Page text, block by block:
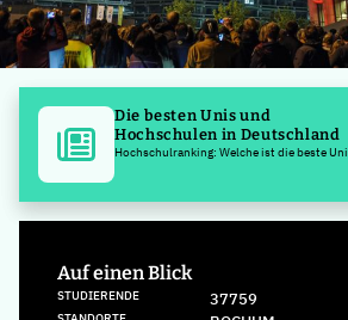
Die besten Unis und
Hochschulen in Deutschland
Hochschulranking: Welche ist die beste Uni
Auf einen Blick
STUDIERENDE 37759